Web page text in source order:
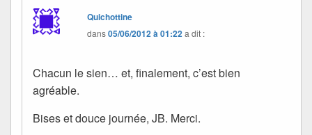
Quichottine
dans05/06/2012 à 01:22a dit :
Chacun le sien… et, finalement, c’est bien
agréable.
Bises et douce journée, JB. Merci.